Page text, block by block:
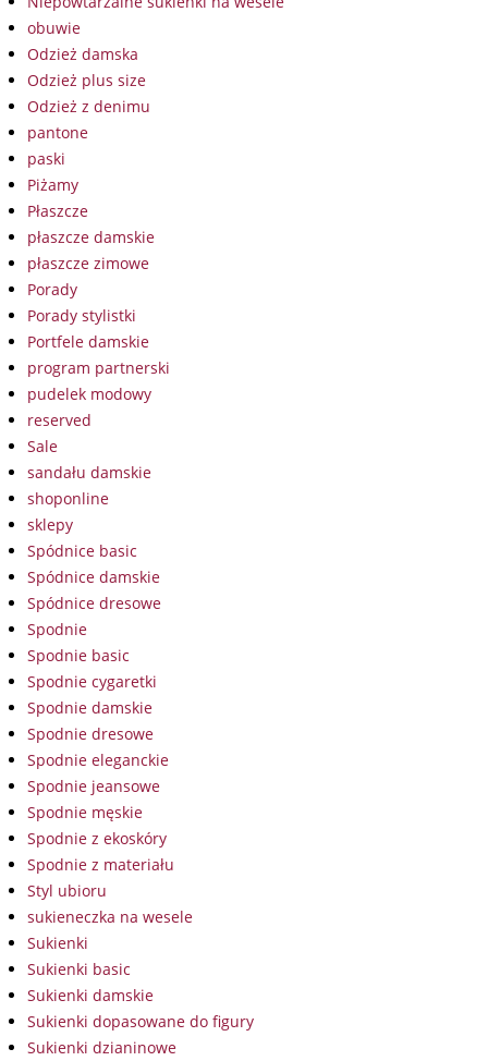
obuwie
Odzież damska
Odzież plus size
Odzież z denimu
pantone
paski
Piżamy
Płaszcze
płaszcze damskie
płaszcze zimowe
Porady
Porady stylistki
Portfele damskie
program partnerski
pudelek modowy
reserved
Sale
sandału damskie
shoponline
sklepy
Spódnice basic
Spódnice damskie
Spódnice dresowe
Spodnie
Spodnie basic
Spodnie cygaretki
Spodnie damskie
Spodnie dresowe
Spodnie eleganckie
Spodnie jeansowe
Spodnie męskie
Spodnie z ekoskóry
Spodnie z materiału
Styl ubioru
sukieneczka na wesele
Sukienki
Sukienki basic
Sukienki damskie
Sukienki dopasowane do figury
Sukienki dzianinowe